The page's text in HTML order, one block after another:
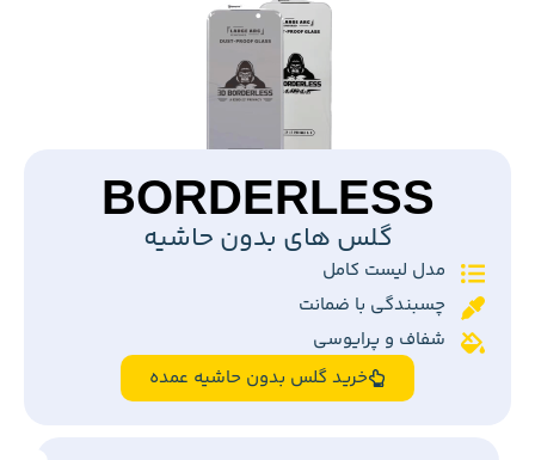
BORDERLESS
گلس های بدون حاشیه
مدل لیست کامل
چسبندگی با ضمانت
شفاف و پرایوسی
خرید گلس بدون حاشیه عمده